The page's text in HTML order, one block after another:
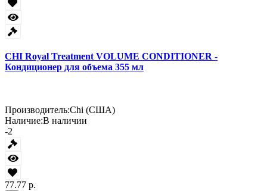
CHI Royal Treatment VOLUME CONDITIONER -
Кондиционер для объема 355 мл
Производитель:Chi (США)
Наличие:В наличии
-2
77.77 р.